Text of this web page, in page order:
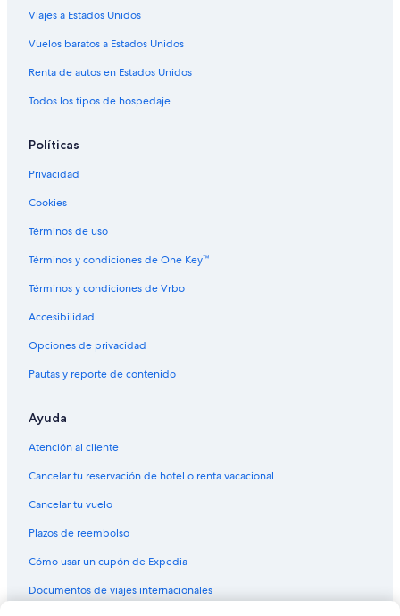
Hoteles baratos en Los Ángeles
Hoteles en Los Ángeles
Moteles en Los Ángeles
Hoteles cerca de Centro comercial Citadel Outlets
Hoteles cerca de Commerce Casino
Hoteles cerca de Estación de tren Montebello - Commerce
Apart-Hoteles en Commerce
Hoteles de Benchmark en Commerce
Hoteles de Great Wolf Lodge en Commerce
Hoteles todo incluido en Commerce
Hoteles baratos en Commerce
Hoteles con bar en Commerce
Hoteles para bodas en Commerce
Hoteles de La Quinta Inn & Suites en Commerce
Sonesta Hotel en Commerce
Walt Disney World Resort en Commerce
Hoteles en Commerce
Viajes a Estados Unidos
Vuelos baratos a Estados Unidos
Renta de autos en Estados Unidos
Todos los tipos de hospedaje
Políticas
Privacidad
Cookies
Términos de uso
Términos y condiciones de One Key™
Términos y condiciones de Vrbo
Accesibilidad
Opciones de privacidad
Pautas y reporte de contenido
Ayuda
Atención al cliente
Cancelar tu reservación de hotel o renta vacacional
Cancelar tu vuelo
Plazos de reembolso
Cómo usar un cupón de Expedia
Documentos de viajes internacionales